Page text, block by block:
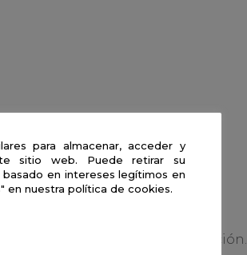
mediante formación.
para almacenar, acceder y
sitio web. Puede retirar su
en intereses legítimos en
en nuestra política de cookies.